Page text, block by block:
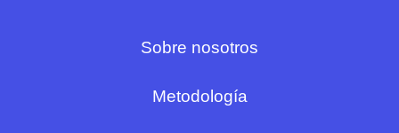
Sobre nosotros
Metodología